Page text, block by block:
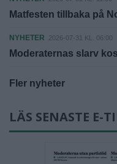
Matfesten tillbaka på
NYHETER 2026-07-31 KL. 06:00
Moderaternas slarv
Fler nyheter
LÄS SENASTE E-